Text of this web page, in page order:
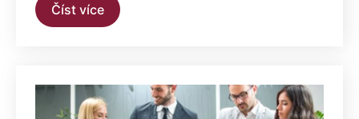
Číst více